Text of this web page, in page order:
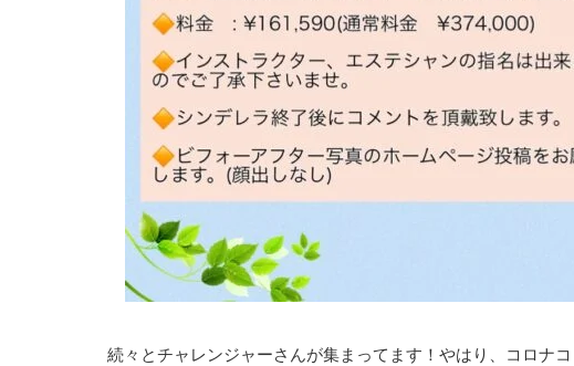
続々とチャレンジャーさんが集まってます！やはり、コロ